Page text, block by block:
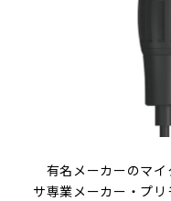
有名メーカーのマイ
サ専業メーカー・プ